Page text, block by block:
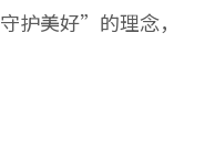
护美好”的理念，